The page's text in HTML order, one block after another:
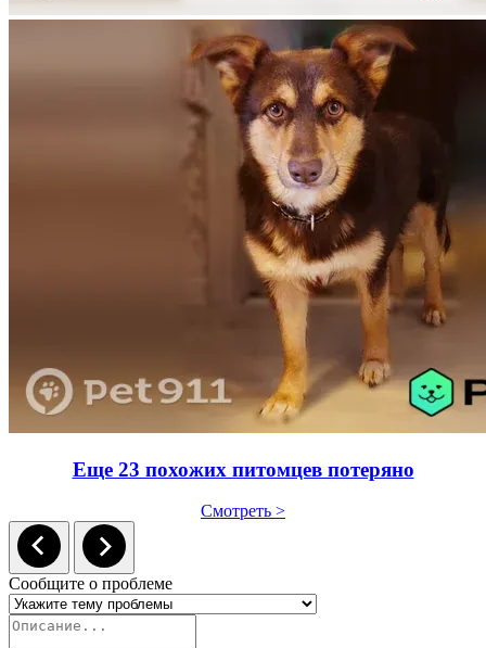
Еще 23 похожих питомцев потеряно
Смотреть >
Сообщите о проблеме